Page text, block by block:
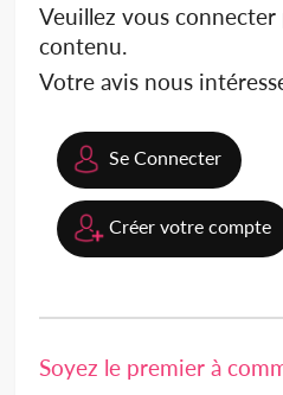
Veuillez vous
contenu.
Votre avis nous
Se Connecter
Créer votre compte
Soyez le premier à